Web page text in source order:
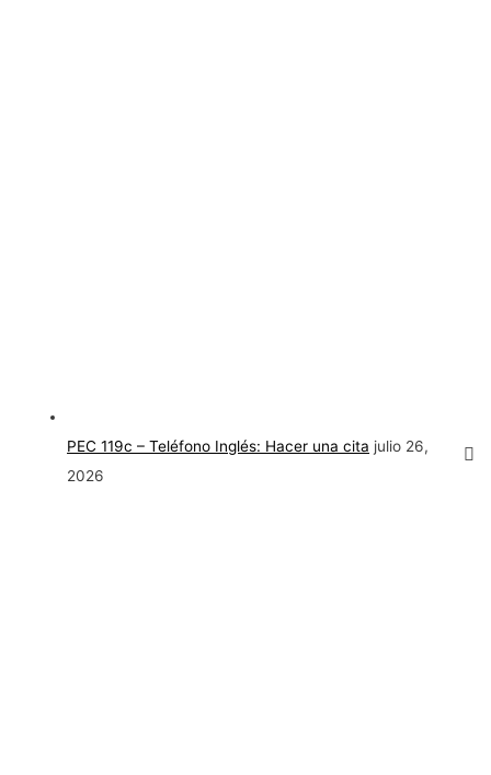
PEC 119c – Teléfono Inglés: Hacer una cita julio 26,
2026